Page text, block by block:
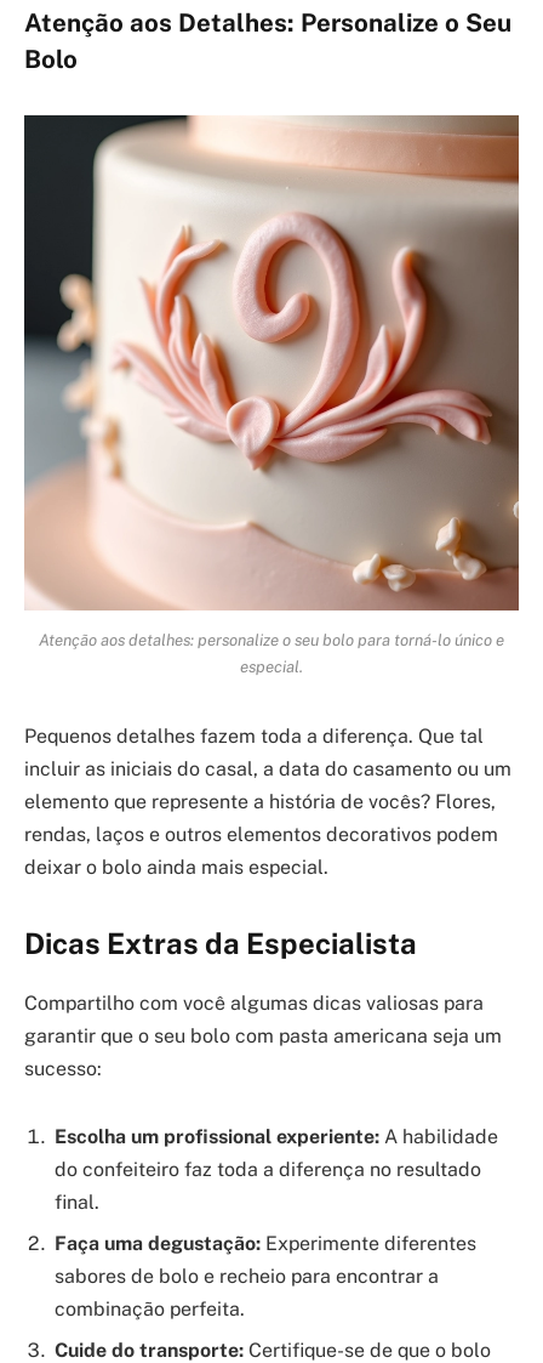
Atenção aos Detalhes: Personalize o Seu
Bolo
Atenção aos detalhes: personalize o seu bolo para torná-lo único e
especial.
Pequenos detalhes fazem toda a diferença. Que tal
incluir as iniciais do casal, a data do casamento ou um
elemento que represente a história de vocês? Flores,
rendas, laços e outros elementos decorativos podem
deixar o bolo ainda mais especial.
Dicas Extras da Especialista
Compartilho com você algumas dicas valiosas para
garantir que o seu bolo com pasta americana seja um
sucesso:
Escolha um profissional experiente: A habilidade
do confeiteiro faz toda a diferença no resultado
final.
Faça uma degustação: Experimente diferentes
sabores de bolo e recheio para encontrar a
combinação perfeita.
Cuide do transporte: Certifique-se de que o bolo